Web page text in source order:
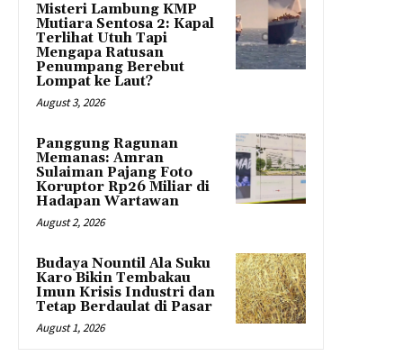
Misteri Lambung KMP
Mutiara Sentosa 2: Kapal
Terlihat Utuh Tapi
Mengapa Ratusan
Penumpang Berebut
Lompat ke Laut?
August 3, 2026
Panggung Ragunan
Memanas: Amran
Sulaiman Pajang Foto
Koruptor Rp26 Miliar di
Hadapan Wartawan
August 2, 2026
Budaya Nountil Ala Suku
Karo Bikin Tembakau
Imun Krisis Industri dan
Tetap Berdaulat di Pasar
August 1, 2026